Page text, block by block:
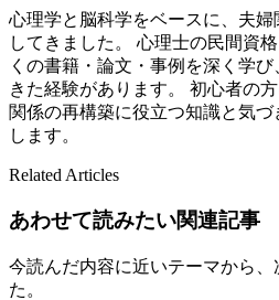
心理学と脳科学をベースに、夫
してきました。 心理士の民間資
くの書籍・論文・事例を深く学
きた経験があります。 初心者の
関係の再構築に役立つ知識と気
します。
Related Articles
あわせて読みたい関連記事
今読んだ内容に近いテーマから
た。